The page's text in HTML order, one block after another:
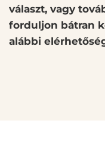
választ, vagy
forduljon bátran
alábbi